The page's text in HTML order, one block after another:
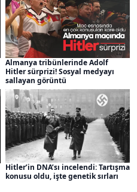
Almanya tribünlerinde Adolf
Hitler sürprizi! Sosyal medyayı
sallayan görüntü
Hitler’in DNA’sı incelendi: Tartışma
konusu oldu, işte genetik sırları